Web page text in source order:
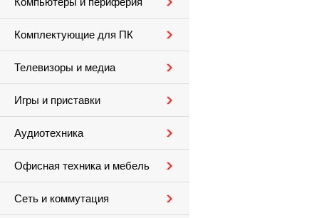
Комплектующие для ПК
Телевизоры и медиа
Игры и приставки
Аудиотехника
Офисная техника и мебель
Сеть и коммутация